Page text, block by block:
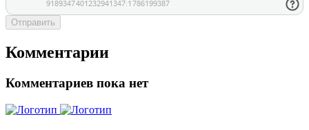
Отправить
Комментарии
Комментариев пока нет